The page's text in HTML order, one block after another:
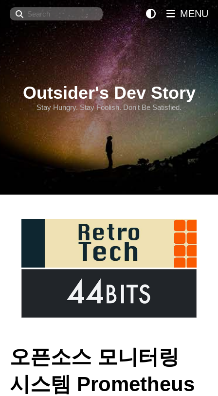
Search
Outsider's Dev Story
Stay Hungry. Stay Foolish. Don't Be Satisfied.
MENU
오픈소스 모니터링
시스템 Prometheus